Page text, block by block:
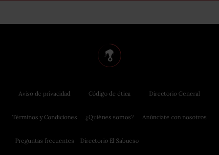
Aviso de privacidad
Términos y Condiciones
Preguntas frecuentes
Código de ética
¿Quiénes somos?
Directorio El Sabueso
Directorio General
Anúnciate con nosotros